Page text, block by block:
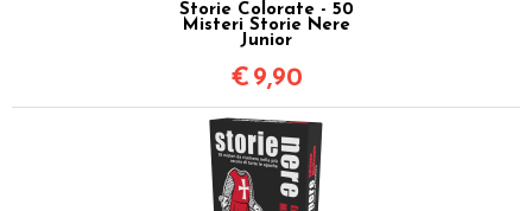
Storie Colorate - 50
Misteri Storie Nere
Junior
€ 9,90